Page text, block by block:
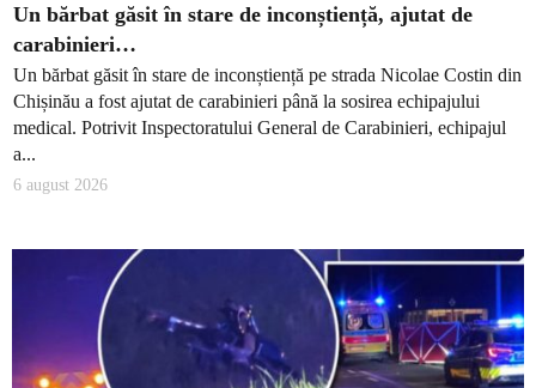
Un bărbat găsit în stare de inconștiență, ajutat de
carabinieri…
Un bărbat găsit în stare de inconștiență pe strada Nicolae Costin din
Chișinău a fost ajutat de carabinieri până la sosirea echipajului
medical. Potrivit Inspectoratului General de Carabinieri, echipajul
a...
6 august 2026